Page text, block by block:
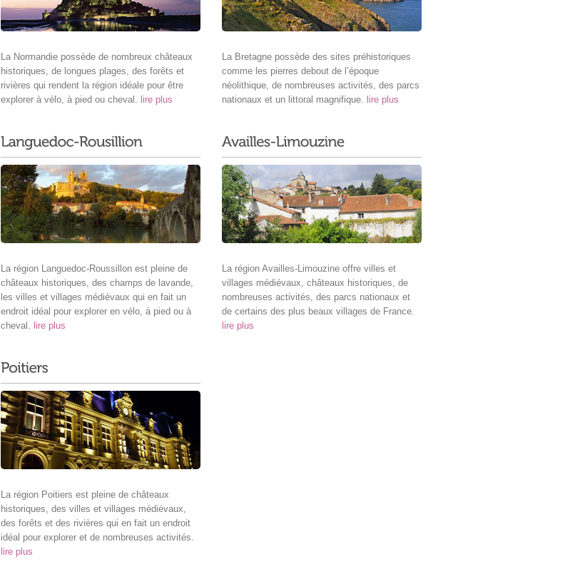
La Normandie possède de nombreux châteaux
historiques, de longues plages, des forêts et
rivières qui rendent la région idéale pour être
explorer à vélo, à pied ou cheval. lire plus
La Bretagne possède des sites préhistoriques
comme les pierres debout de l’époque
néolithique, de nombreuses activités, des parcs
nationaux et un littoral magnifique. lire plus
La région Languedoc-Roussillon est pleine de
châteaux historiques, des champs de lavande,
les villes et villages médiévaux qui en fait un
endroit idéal pour explorer en vélo, à pied ou à
cheval. lire plus
La région Availles-Limouzine offre villes et
villages médiévaux, châteaux historiques, de
nombreuses activités, des parcs nationaux et
de certains des plus beaux villages de France.
lire plus
La région Poitiers est pleine de châteaux
historiques, des villes et villages médiévaux,
des forêts et des rivières qui en fait un endroit
idéal pour explorer et de nombreuses activités.
lire plus